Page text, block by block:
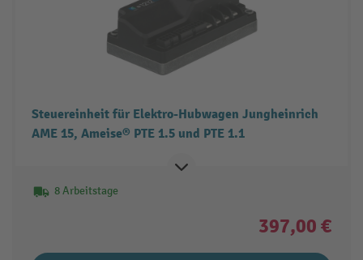
Steuereinheit für Elektro-Hubwagen Jungheinrich
AME 15, Ameise® PTE 1.5 und PTE 1.1
8 Arbeitstage
397,00 €